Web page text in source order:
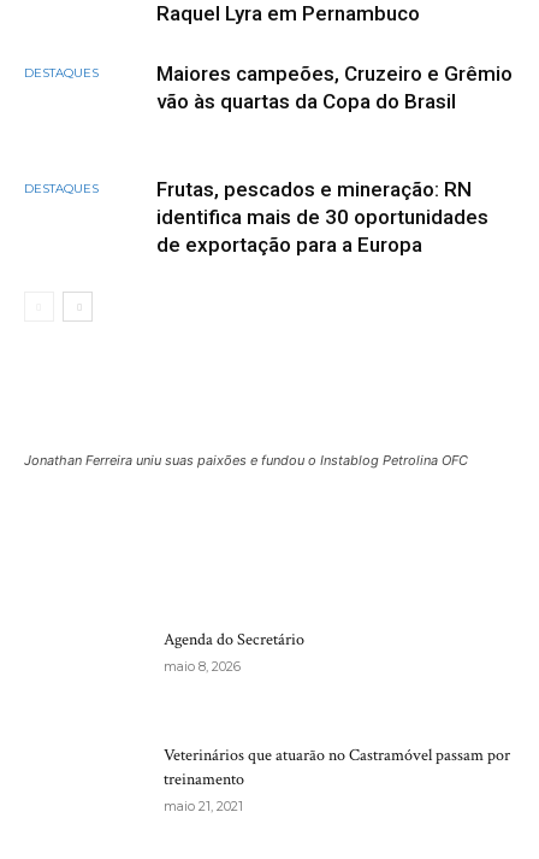
Raquel Lyra em Pernambuco
DESTAQUES
Maiores campeões, Cruzeiro e Grêmio
vão às quartas da Copa do Brasil
DESTAQUES
Frutas, pescados e mineração: RN
identifica mais de 30 oportunidades
de exportação para a Europa
Jonathan Ferreira uniu suas paixões e fundou o Instablog Petrolina OFC
Agenda do Secretário
maio 8, 2026
Veterinários que atuarão no Castramóvel passam por
treinamento
maio 21, 2021